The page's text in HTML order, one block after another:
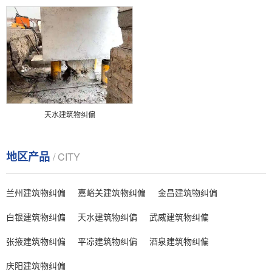
天水建筑物纠偏
地区产品 / CITY
兰州建筑物纠偏 嘉峪关建筑物纠偏
金昌建筑物纠偏
白银建筑物纠偏
天水建筑物纠偏
武威建筑物纠偏
张掖建筑物纠偏
平凉建筑物纠偏
酒泉建筑物纠偏
庆阳建筑物纠偏